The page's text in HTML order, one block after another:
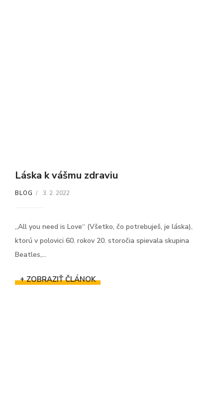
BLOG 3. 2. 2022
Láska k vášmu zdraviu
„All you need is Love“ (Všetko, čo potrebuješ, je láska),
ktorú v polovici 60. rokov 20. storočia spievala skupina
Beatles,...
+ ZOBRAZIŤ ČLÁNOK